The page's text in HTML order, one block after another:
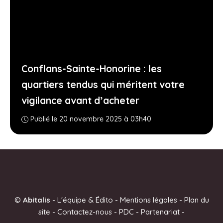
Conflans-Sainte-Honorine : les
quartiers tendus qui méritent votre
vigilance avant d’acheter
Publié le 20 novembre 2025 à 03h40
© Abitalis - L'équipe & Édito - Mentions légales- Plan du
site - Contactez-nous - PDC - Partenariat -